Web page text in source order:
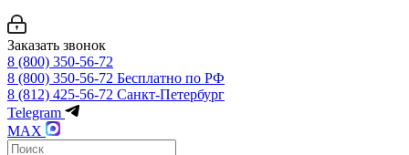
Заказать звонок
8 (800) 350-56-72
8 (800) 350-56-72 Бесплатно по РФ
8 (812) 425-56-72 Санкт-Петербург
Telegram
MAX